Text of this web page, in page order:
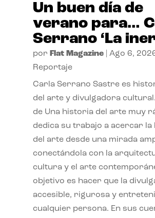
Un buen día de
verano para…
Serrano ‘La
por Flat Magazine| Ago 6,
Reportaje
Carla Serrano Sastre es
del arte y divulgadora
de Una historia del arte muy
dedica su trabajo a acercar
del arte desde una mirada
conectándola con la
cultura y el arte
objetivo es hacer que la
accesible, rigurosa y
cualquier persona. En sus